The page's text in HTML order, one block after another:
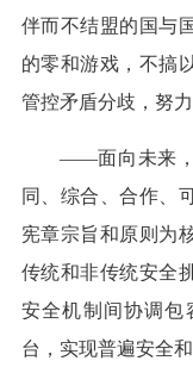
伴而不结盟的国与
的零和游戏，不搞
管控矛盾分歧，努
——面向未来，
同、综合、合作、
宪章宗旨和原则为
传统和非传统安全
安全机制间协调包
台，实现普遍安全和